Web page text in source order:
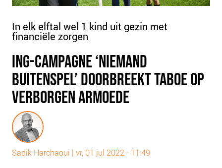
PLINKR NAZORG
SOCIALDEBT
DOORBRAAKMETHODE
COLLECTIEF SCHULDREGELEN
DE VOORZIENINGENWIJZER
NEDERLANDSE SCHULDHULPROUTE (NSR)
OVER ONS
VISIE EN MISSIE
HET TEAM
ONZE PARTNERS
In elk elftal wel 1 kind uit gezin met
financiële zorgen
ING-CAMPAGNE ‘NIEMAND
BUITENSPEL’ DOORBREEKT TABOE OP
VERBORGEN ARMOEDE
Sadik Harchaoui | vr, 01 jul 2022 - 11:49